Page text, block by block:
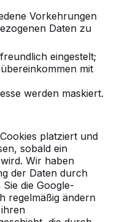
Vorkehrungen
Daten zu
eingestelt;
mit
werden maskiert.
platziert und
sobald ein
Wir haben
der Daten durch
die Google-
regelmäßig ändern
und
möchten uns
Bearbeitung,
Picknicksets
und bedauern
Zeit nicht zum
Witterung